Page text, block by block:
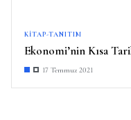
KITAP-TANITIM
Ekonomi’nin Kısa
17 Temmuz 2021